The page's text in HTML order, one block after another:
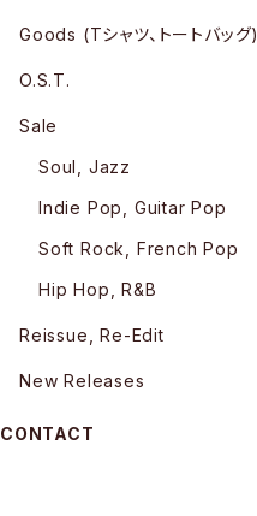
Goods (Tシャツ、トートバッグ)
O.S.T.
Sale
Soul, Jazz
Indie Pop, Guitar Pop
Soft Rock, French Pop
Hip Hop, R&B
Reissue, Re-Edit
New Releases
CONTACT